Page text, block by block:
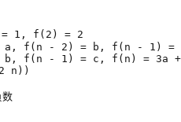
= 1, f(2) = 2
f(n - 2) = b, f(n - 1) =
f(n - 1) = c, f(n) = 3a +
2 n ))